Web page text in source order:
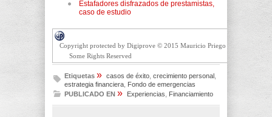
Estafadores disfrazados de prestamistas,
caso de estudio
Copyright protected by Digiprove © 2015 Mauricio Priego
Some Rights Reserved
Etiquetas » casos de éxito crecimiento personal
estrategia financiera Fondo de emergencias
PUBLICADO EN » Experiencias Financiamiento